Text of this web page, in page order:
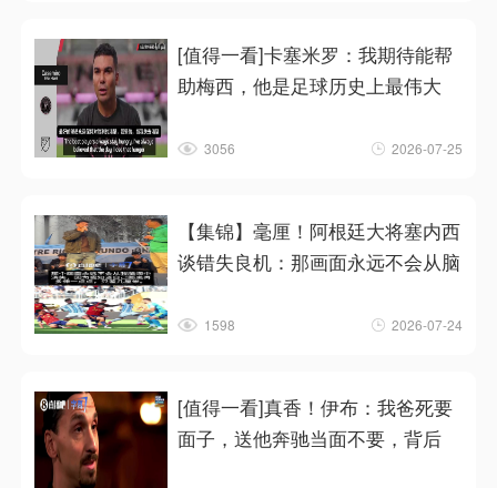
[值得一看]卡塞米罗：我期待能帮
助梅西，他是足球历史上最伟大
3056 2026-07-25
【集锦】毫厘！阿根廷大将塞内西
谈错失良机：那画面永远不会从脑
1598 2026-07-24
[值得一看]真香！伊布：我爸死要
面子，送他奔驰当面不要，背后